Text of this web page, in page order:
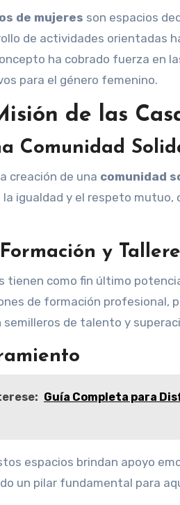
de mujeres son espacios
de actividades orientadas
ha cobrado fuerza en
para el género femenino.
de las
Comunidad
creación de una comunidad
igualdad y el respeto
y
tienen como fin último
de formación profesional,
de talento y
Guía Completa para
espacios brindan apoyo
un pilar fundamental para